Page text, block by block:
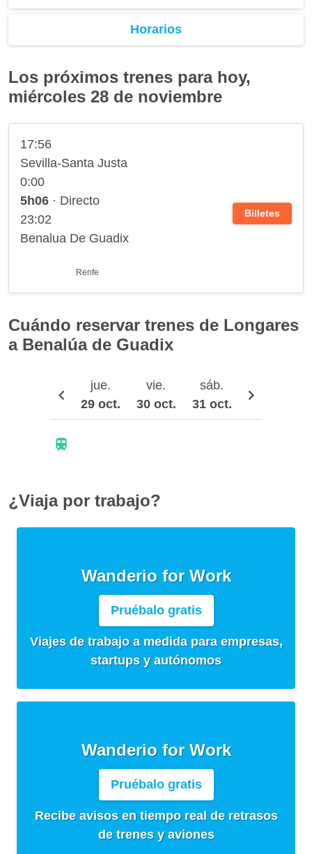
Horarios
Los próximos trenes para hoy,
miércoles 28 de noviembre
17:56
Sevilla-Santa Justa
0:00
5h06 · Directo
23:02
Benalua De Guadix
Renfe
Billetes
Cuándo reservar trenes de Longares
a Benalúa de Guadix
jue.
29 oct.
vie.
30 oct.
sáb.
31 oct.
1 nov.
¿Viaja por trabajo?
Wanderio for Work
Pruébalo gratis
Viajes de trabajo a medida para empresas,
startups y autónomos
Wanderio for Work
Pruébalo gratis
Recibe avisos en tiempo real de retrasos
de trenes y aviones